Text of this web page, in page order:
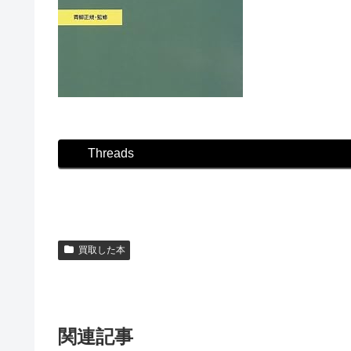
Threads
買取した本
関連記事